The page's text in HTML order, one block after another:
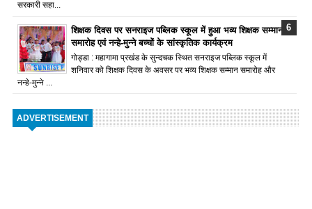
सरकारी सहा...
शिक्षक दिवस पर सनराइज पब्लिक स्कूल में हुआ भव्य शिक्षक सम्मान
समारोह एवं नन्हे-मुन्ने बच्चों के सांस्कृतिक कार्यक्रम
गोड्डा : महागामा प्रखंड के सुन्दचक स्थित सनराइज पब्लिक स्कूल में
शनिवार को शिक्षक दिवस के अवसर पर भव्य शिक्षक सम्मान समारोह और
नन्हे-मुन्ने ...
ADVERTISEMENT